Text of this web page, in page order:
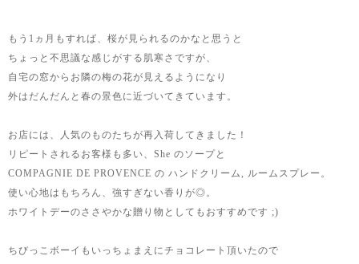
もう1ヵ月もすれば、桜が見られるのかなと思うと
ちょっと不思議な感じがする肌寒さですが、
自宅の窓からお隣の梅の花が見えるようになり
外はだんだんと春の景色に近づいてきています。
お店には、人気のものたちが再入荷してきました！
リピートされるお客様も多い、She のソープと
COMPAGNIE DE PROVENCE の ハンドクリーム, ルームスプレー。
使い心地はもちろん、強すぎない香りが◎。
ホワイトデーのささやかな贈り物としてもおすすめです ;)
ちびっこボーイもいっちょまえにチョコレート頂いたので